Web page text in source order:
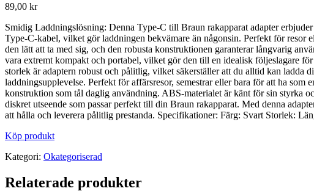
89,00 kr
Smidig Laddningslösning: Denna Type-C till Braun rakapparat adapter
Type-C-kabel, vilket gör laddningen bekvämare än någonsin. Perfekt för resor
den lätt att ta med sig, och den robusta konstruktionen garanterar långvarig
vara extremt kompakt och portabel, vilket gör den till en idealisk följeslagare
storlek är adaptern robust och pålitlig, vilket säkerställer att du alltid kan ladda
laddningsupplevelse. Perfekt för affärsresor, semestrar eller bara för att ha
konstruktion som tål daglig användning. ABS-materialet är känt för sin styrka
diskret utseende som passar perfekt till din Braun rakapparat. Med denna
att hålla och leverera pålitlig prestanda. Specifikationer: Färg: Svart Storlek:
Köp produkt
Kategori: Okategoriserad
Relaterade produkter